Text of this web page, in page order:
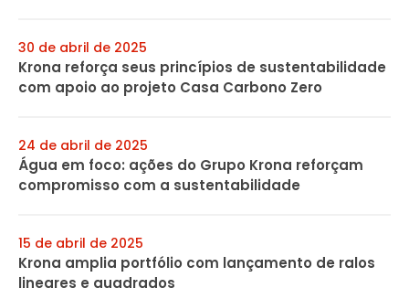
30 de abril de 2025
Krona reforça seus princípios de sustentabilidade
com apoio ao projeto Casa Carbono Zero
24 de abril de 2025
Água em foco: ações do Grupo Krona reforçam
compromisso com a sustentabilidade
15 de abril de 2025
Krona amplia portfólio com lançamento de ralos
lineares e quadrados